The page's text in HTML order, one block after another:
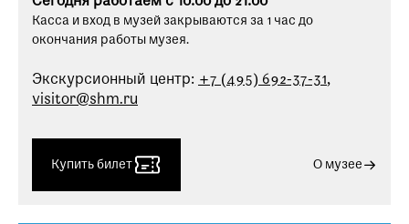
Касса и вход в музей закрываются за 1 час до
окончания работы музея.
Экскурсионный центр: +7 (495) 692-37-31,
visitor@shm.ru
Купить билет О музее